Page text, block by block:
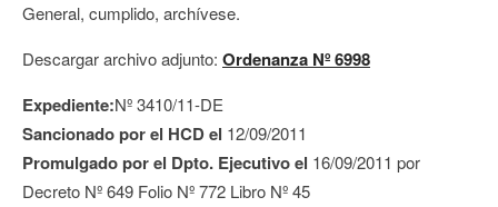
General, cumplido, archívese.
Descargar archivo adjunto: Ordenanza Nº 6998
Expediente:Nº 3410/11-DE
Sancionado por el HCD el 12/09/2011
Promulgado por el Dpto. Ejecutivo el 16/09/2011 por
Decreto Nº 649 Folio Nº 772 Libro Nº 45